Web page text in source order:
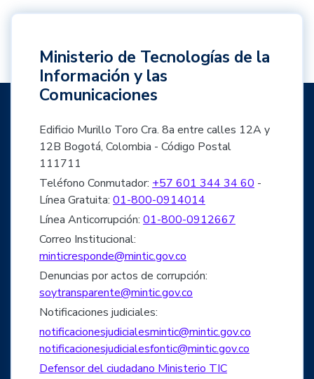
Ministerio de Tecnologías de la
Información y las
Comunicaciones
Edificio Murillo Toro Cra. 8a entre calles 12A y
12B Bogotá, Colombia - Código Postal
111711
Teléfono Conmutador: +57 601 344 34 60 -
Línea Gratuita: 01-800-0914014
Línea Anticorrupción: 01-800-0912667
Correo Institucional:
minticresponde@mintic.gov.co
Denuncias por actos de corrupción:
soytransparente@mintic.gov.co
Notificaciones judiciales:
notificacionesjudicialesmintic@mintic.gov.co
notificacionesjudicialesfontic@mintic.gov.co
Defensor del ciudadano Ministerio TIC